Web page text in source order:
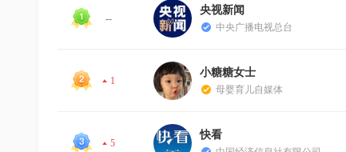
--
央视新闻
中央广播电视总台
1
小糖糖女士
母婴育儿自媒体
5
快看